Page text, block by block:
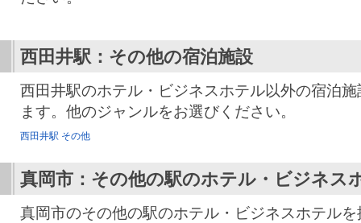
西田井駅：その他の宿泊施設
西田井駅のホテル・ビジネスホテル以外の宿泊
ます。他のジャンルをお選びください。
西田井駅 その他
真岡市：その他の駅のホテル・ビジネス
真岡市のその他の駅のホテル・ビジネスホテル